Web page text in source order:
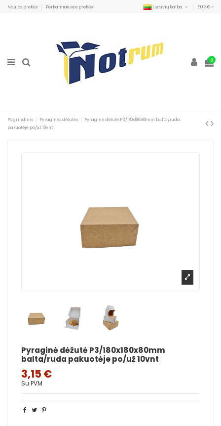
Naujos prekės Perkamiausios prekės Lietuvių kalba EUR €
0
Pagrindinis Pyraginės dėžutės
Pyraginė dėžutė P3/180x180x80mm balta/ruda
pakuotėje po/už 10vnt
Pyraginė dėžutė P3/180x180x80mm
balta/ruda pakuotėje po/už 10vnt
3,15 €
Su PVM